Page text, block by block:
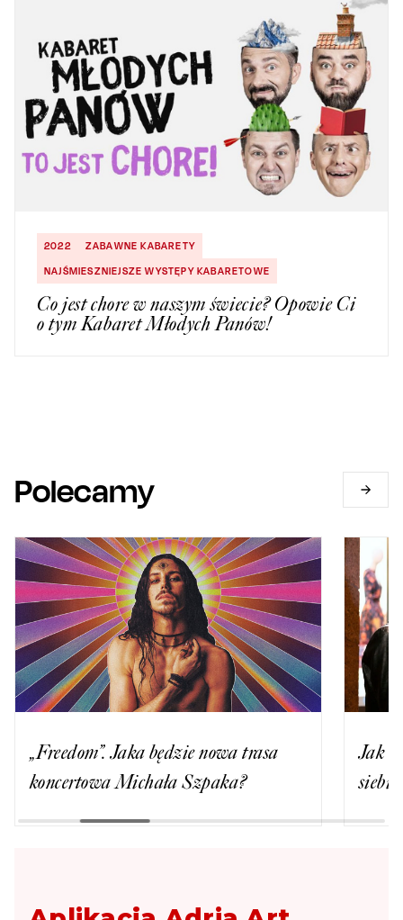
2022
ZABAWNE KABARETY
NAJŚMIESZNIEJSZE WYSTĘPY KABARETOWE
Co jest chore w naszym świecie? Opowie Ci
o tym Kabaret Młodych Panów!
Polecamy
„Freedom”. Jaka będzie nowa trasa
koncertowa Michała Szpaka?
Jak